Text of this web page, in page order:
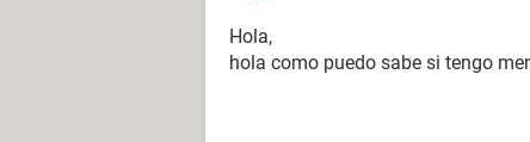
Hola,
hola como puedo sabe si tengo